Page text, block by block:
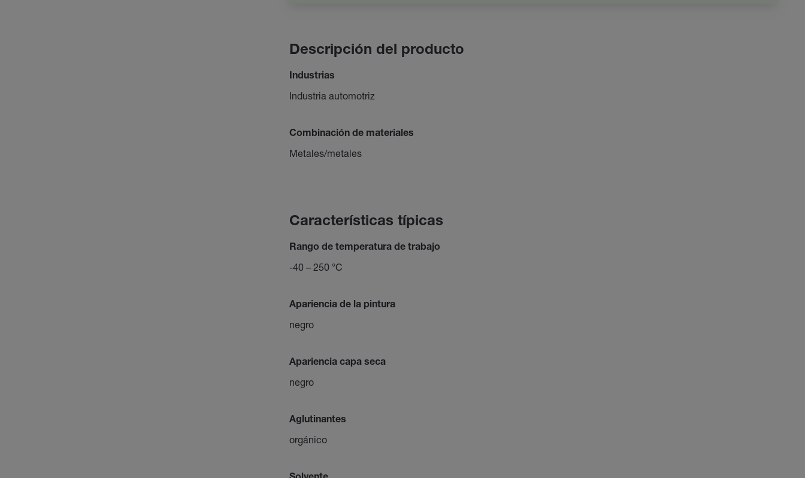
Descripción del producto
Industrias
Industria automotriz
Combinación de materiales
Metales/metales
Características típicas
Rango de temperatura de trabajo
-40 – 250 °C
Apariencia de la pintura
negro
Apariencia capa seca
negro
Aglutinantes
orgánico